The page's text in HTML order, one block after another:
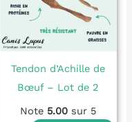
Tendon d’Achille de
Bœuf – Lot de 2
Note 5.00sur 5